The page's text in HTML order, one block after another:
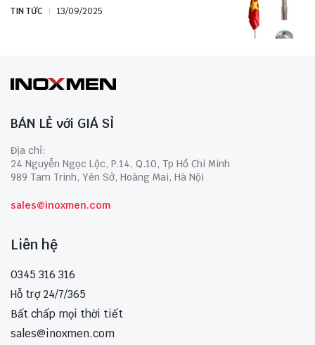
TIN TỨC 13/09/2025
BÁN LẺ với GIÁ SỈ
Địa chỉ:
24 Nguyễn Ngọc Lộc, P.14, Q.10, Tp Hồ Chí Minh
989 Tam Trinh, Yên Sở, Hoàng Mai, Hà Nội
sales@inoxmen.com
Liên hệ
0345 316 316
Hỗ trợ 24/7/365
Bất chấp mọi thời tiết
sales@inoxmen.com